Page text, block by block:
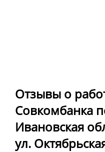
Отзывы о
Совкомбанка
Ивановская
ул.